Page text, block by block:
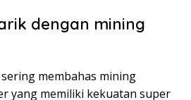
dengan mining
membahas mining
yang memiliki kekuatan super